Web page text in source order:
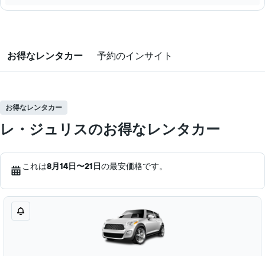
お得なレンタカー 予約のインサイト
お得なレンタカー
レ・ジュリスのお得なレンタカー
これは8月14日​〜21日の最安価格です。